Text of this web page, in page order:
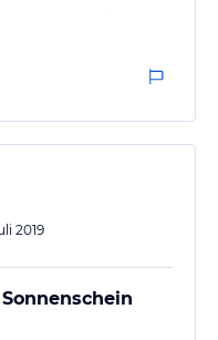
mit
wissen
Imbiss kann man
leckeren
anderen
2019